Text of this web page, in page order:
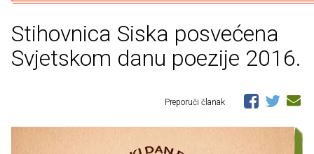
Stihovnica Siska posvećena
Svjetskom danu poezije 2016.
Preporuči članak